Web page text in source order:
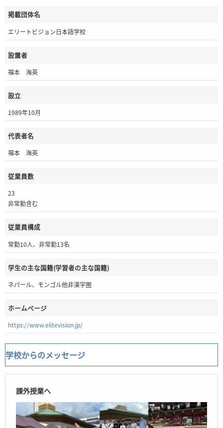
掲載団体名
エリートビジョン日本語学校
設置者
福本 海英
設立
1989年10月
代表者名
福本 海英
従業員数
23
非常勤含む
従業員構成
常勤10人、非常勤13名
学生の主な国籍(学習者の主な国籍)
ネパール、モンゴル他非漢字圏
ホームページ
https://www.elitevision.jp/
学校からのメッセージ
課外授業へ